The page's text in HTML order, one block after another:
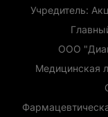
Учредитель:
ООО
Медицинская